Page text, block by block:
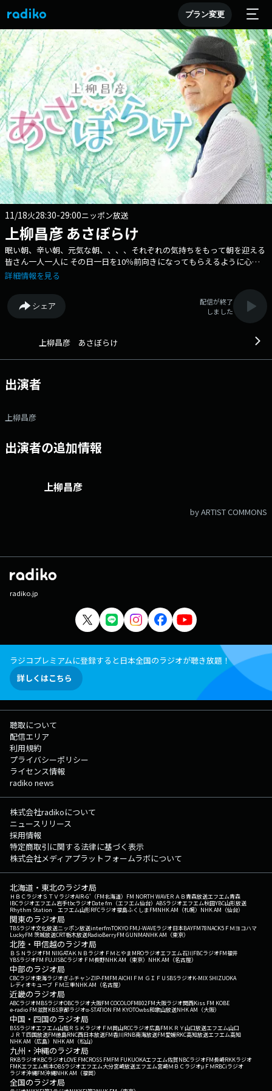
プラン変更
11/18火28:30-29:00ニッポン放送
上柳昌彦 あさぼらけ
眠い朝、辛い朝、元気な朝、、、、それぞれの気持ちをもって朝を迎える
皆さん一人一人に その日一日を10％前向きになってもらえるように心が
けているトークラジオ ■放送時間 （月）5:00～6:00 （火～金）
金） ▼5:00 5時のオープニング ▼5:05 ニュース ▼5:20頃 「食は生き
る力 今朝も元気にいただきます」（月・金） ▼5:20頃 街にあふれるち
ょっとしたいい話を朗読する「あけの語りびと」（水） ▼5:20頃 観音温
チョキ ▼5:57 エンディングメールアドレス： ue@1242.com 番組
詳細情報を見る
シェア
配信が終了
しました
上柳昌彦 あさぼらけ
出演者
上柳昌彦
出演者の追加情報
上柳昌彦
by ARTIST COMMONS
radiko.jp
ラジコプレミアムに登録すると日本全国のラジオが聴き放題！
詳しくはこちら
聴取について
配信エリア
利用規約
プライバシーポリシー
ライセンス情報
radiko news
株式会社radikoについて
ニュースリリース
採用情報
特定商取引に関する法律に基づく表示
株式会社メディアプラットフォームラボについて
北海道・東北のラジオ局
ＨＢＣラジオＳＴＶラジオAIR-G'（FM北海道） FM NORTH WAVEＲＡＢ青森放送エフエム青森
IBCラジオエフエム岩手tbcラジオDate fm（エフエム仙台） ABSラジオエフエム秋田YBC山形放送
Rhythm Station エフエム山形RFCラジオ福島ふくしまFMNHK AM（札幌） NHK AM（仙台）
関東のラジオ局
TBSラジオ文化放送ニッポン放送interfmTOKYO FMJ-WAVEラジオ日本BAYFM78NACK5 ＦＭヨコハマ
LuckyFM 茨城放送CRT栃木放送RadioBerryFM GUNMANHK AM（東京）
北陸・甲信越のラジオ局
ＢＳＮラジオFM NIIGATAＫＮＢラジオ ＦＭとやまMROラジオエフエム石川FBCラジオFM福井
YBSラジオFM FUJISBCラジオ ＦＭ長野NHK AM（東京） NHK AM（名古屋）
中部のラジオ局
CBCラジオ東海ラジオぎふチャンZIP-FMFM AICHI ＦＭ ＧＩＦＵ SBSラジオK-MIX SHIZUOKA
レディオキューブ ＦＭ三重NHK AM（名古屋）
近畿のラジオ局
ABCラジオMBSラジオOBCラジオ大阪FM COCOLOFM802FM大阪ラジオ関西Kiss FM KOBE
e-radio FM滋賀KBS京都ラジオα-STATION FM KYOTOwbs和歌山放送NHK AM（大阪）
中国・四国のラジオ局
BSSラジオエフエム山陰ＲＳＫラジオ ＦＭ岡山RCCラジオ広島FM ＫＲＹ山口放送エフエム山口
ＪＲＴ四国放送FM徳島RNC西日本放送FM香川RNB南海放送FM愛媛RKC高知放送エフエム高知
NHK AM（広島） NHK AM（松山）
九州・沖縄のラジオ局
RKBラジオKBCラジオLOVE FMCROSS FMFM FUKUOKAエフエム佐賀NBCラジオFM長崎RKKラジオ
FMKエフエム熊本OBSラジオエフエム大分宮崎放送エフエム宮崎ＭＢＣラジオμＦＭRBCiラジオ
ラジオ沖縄FM沖縄NHK AM（福岡）
全国のラジオ局